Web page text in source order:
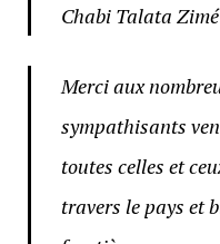
Chabi Talata
Merci aux
sympathisants
toutes celles et
travers le pays et